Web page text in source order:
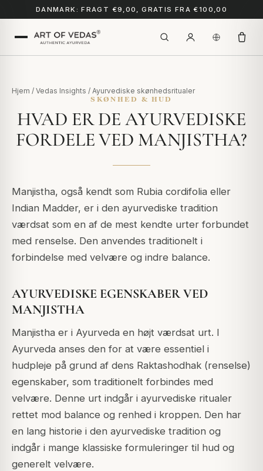
DANMARK: FRAGT €9,00, GRATIS FRA €100,00
Hjem / Vedas Insights / Ayurvediske skønhedsritualer
SKØNHED & HUD
HVAD ER DE AYURVEDISKE
FORDELE VED MANJISTHA?
Manjistha, også kendt som Rubia cordifolia eller
Indian Madder, er i den ayurvediske tradition
værdsat som en af de mest kendte urter forbundet
med renselse. Den anvendes traditionelt i
forbindelse med velvære og indre balance.
AYURVEDISKE EGENSKABER VED
MANJISTHA
Manjistha er i Ayurveda en højt værdsat urt. I
Ayurveda anses den for at være essentiel i
hudpleje på grund af dens Raktashodhak (renselse)
egenskaber, som traditionelt forbindes med
velvære. Denne urt indgår i ayurvediske ritualer
rettet mod balance og renhed i kroppen. Den har
en lang historie i den ayurvediske tradition og
indgår i mange klassiske formuleringer til hud og
generelt velvære.